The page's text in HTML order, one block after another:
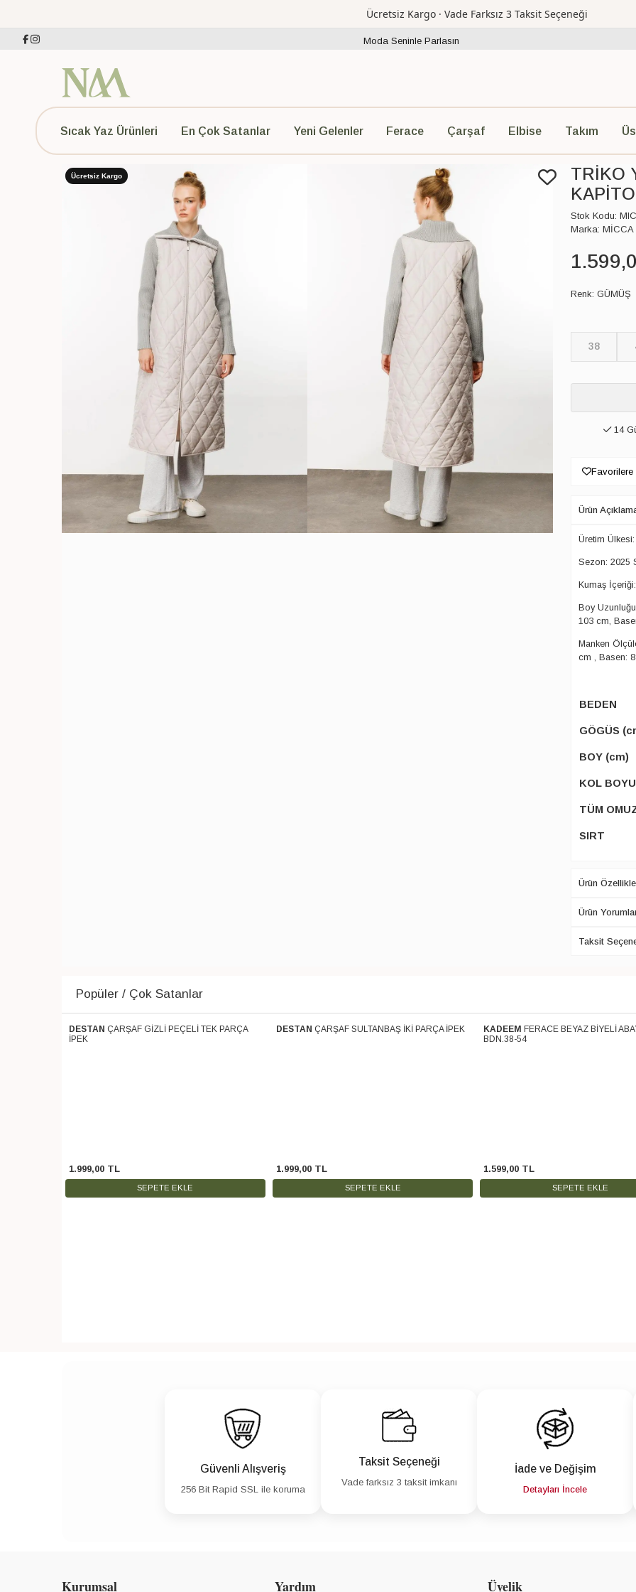
Ücretsiz Kargo · Vade Farksız 3 Taksit Seçeneği
Moda Seninle Parlasın
Sıcak Yaz Ürünleri En Çok Satanlar Yeni Gelenler Ferace Çarşaf Elbise Takım
Ücretsiz Kargo
TRİKO
Stok Kodu:
Marka: MİCCA
1.599,
Renk: GÜMÜŞ
38
14
Favorilere
Ürün
Üretim
Sezon: 2025
Kumaş
Boy
103 cm,
Manken
cm , Basen:
BEDEN
GÖGÜS
BOY (cm)
KOL BOYU
TÜM
SIRT
Ürün
Ürün
Taksit
Popüler / Çok Satanlar
Ücretsiz Kargo
DESTAN ÇARŞAF GİZLİ PEÇELİ TEK PARÇA
İPEK
1.999,00 TL
SEPETE EKLE
Ücretsiz Kargo
DESTAN ÇARŞAF SULTANBAŞ İKİ PARÇA İPEK
1.999,00 TL
SEPETE EKLE
Ücretsiz Kargo
KADEEM FERACE BEYAZ BİYELİ
BDN.38-54
1.599,00 TL
SEPETE EKLE
Güvenli Alışveriş
256 Bit Rapid SSL ile koruma
Taksit Seçeneği
Vade farksız 3 taksit imkanı
İade ve Değişim
Detayları İncele
Kurumsal Yardım Üyelik